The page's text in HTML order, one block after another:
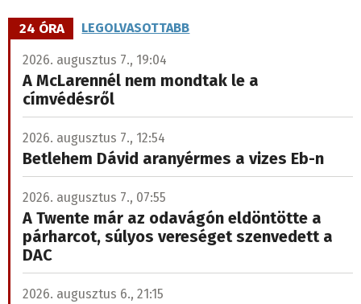
24 ÓRA LEGOLVASOTTABB
2026. augusztus 7., 19:04
A McLarennél nem mondtak le a
címvédésről
2026. augusztus 7., 12:54
Betlehem Dávid aranyérmes a vizes Eb-n
2026. augusztus 7., 07:55
A Twente már az odavágón eldöntötte a
párharcot, súlyos vereséget szenvedett a
DAC
2026. augusztus 6., 21:15